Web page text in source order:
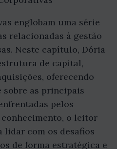
englobam uma série
relacionadas à gestão
Neste capítulo, Dória
de capital,
oferecendo
sobre as principais
pelos
conhecimento, o leitor
lidar com os desafios
de forma estratégica e